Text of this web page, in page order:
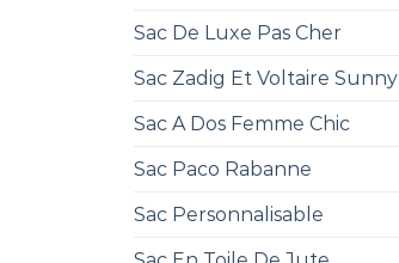
Sac De Luxe Pas Cher
Sac Zadig Et Voltaire Sunny
Sac A Dos Femme Chic
Sac Paco Rabanne
Sac Personnalisable